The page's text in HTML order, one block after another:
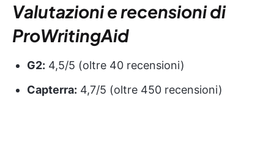
Valutazioni e recensioni di
ProWritingAid
G2: 4,5/5 (oltre 40 recensioni)
Capterra: 4,7/5 (oltre 450 recensioni)